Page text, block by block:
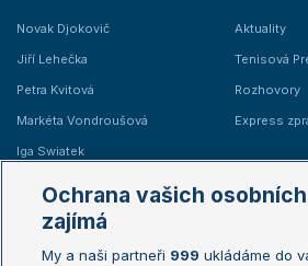
Novak Djokovič
Jiří Lehečka
Petra Kvitová
Markéta Vondroušová
Iga Swiatek
Aktuality
Tenisová
Rozhovory
Express
Žebříčky
Žebříček ATP (muži)
Australian
Ochrana vašich
zajímá
My a naši partneři 999 ukládáme do